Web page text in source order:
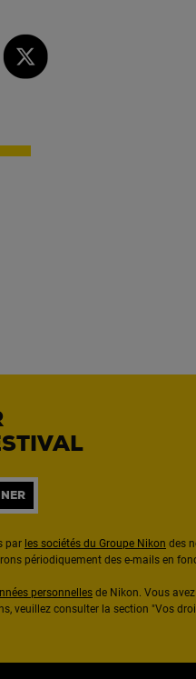
par les sociétés du Groupe Nikon des
périodiquement des e-mails en
personnelles de Nikon. Vous
veuillez consulter la section "Vos